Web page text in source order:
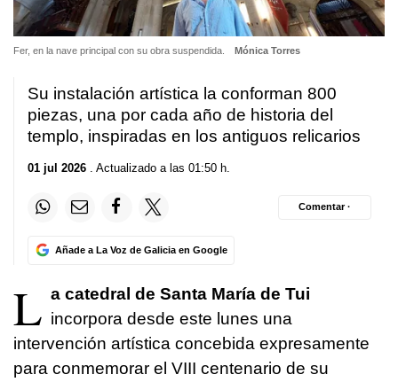
Fer, en la nave principal con su obra suspendida. Mónica Torres
Su instalación artística la conforman 800
piezas, una por cada año de historia del
templo, inspiradas en los antiguos relicarios
01 jul 2026 . Actualizado a las 01:50 h.
Añade a La Voz de Galicia en Google
Comentar ·
L a catedral de Santa María de Tui
incorpora desde este lunes una
intervención artística concebida expresamente
para conmemorar el VIII centenario de su